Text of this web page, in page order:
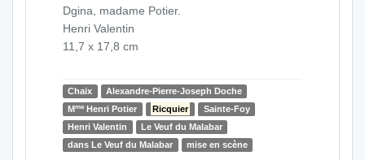
Dgina, madame Potier.
Henri Valentin
11,7 x 17,8 cm
Chaix
Alexandre-Pierre-Joseph Doche
Mme Henri Potier Ricquier
Sainte-Foy
Henri Valentin
Le Veuf du Malabar
dans Le Veuf du Malabar
mise en scène